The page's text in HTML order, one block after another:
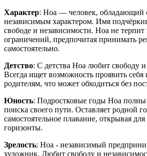
Характер: Ноа — человек, обладающий
независимым характером. Имя
свободе и независимости. Ноа не терпит
ограничений, предпочитая принимать
самостоятельно.
Детство: С детства Ноа любит свободу и
Всегда ищет возможность проявить себя
родителям, что может обходиться без
Юность: Подростковые годы Ноа
поиска своего пути. Оставляет родной
самостоятельное плавание, открывая
горизонты.
Зрелость: Ноа - независимый
художник. Любит свободу и